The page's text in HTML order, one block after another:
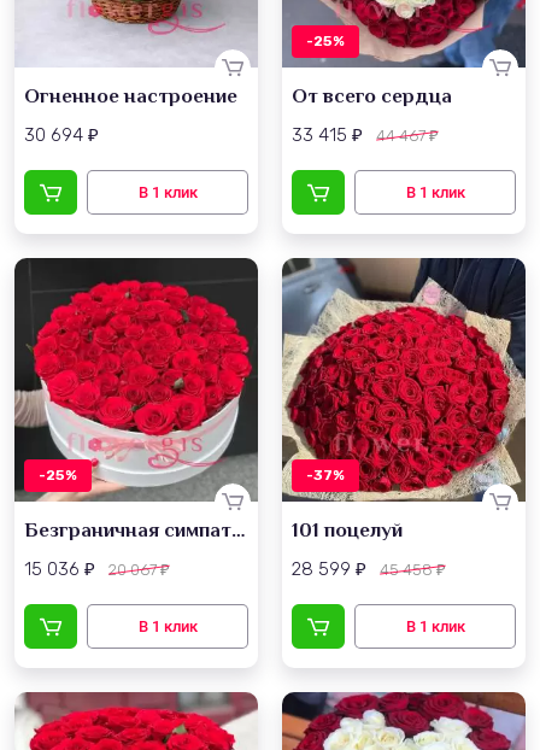
Огненное настроение
30 694 ₽
-25%
От всего сердца
33 415 ₽ 44 467₽
-25%
Безграничная симпатия
15 036 ₽ 20 067₽
-37%
101 поцелуй
28 599 ₽ 45 458₽